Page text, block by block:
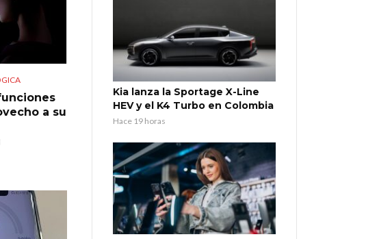
a su
Kia lanza la Sportage X-Line
HEV y el K4 Turbo en Colombia
Hace 19 horas